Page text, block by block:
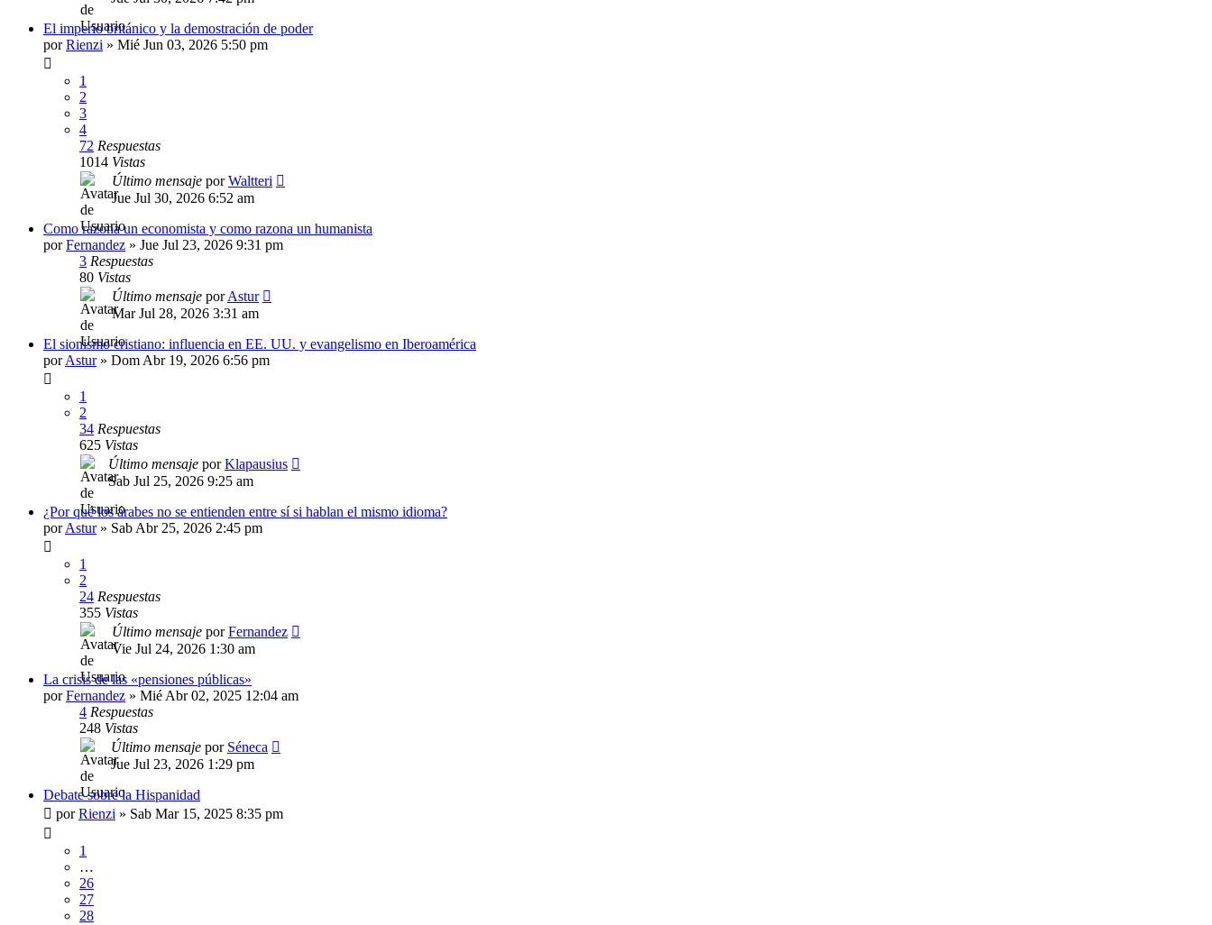
El imperio británico y la demostración de poder
porRienzi » Mié Jun 03, 2026 5:50 pm
1
2
3
4
72 Respuestas
1014 Vistas
Último mensaje porWaltteri
Jue Jul 30, 2026 6:52 am
Como razona un economista y como razona un humanista
porFernandez » Jue Jul 23, 2026 9:31 pm
3 Respuestas
80 Vistas
Último mensaje porAstur
Mar Jul 28, 2026 3:31 am
El sionismo cristiano: influencia en EE. UU. y evangelismo en Iberoamérica
porAstur» Dom Abr 19, 2026 6:56 pm
1
2
34 Respuestas
625 Vistas
Último mensaje porKlapausius
Sab Jul 25, 2026 9:25 am
¿Por qué los árabes no se entienden entre sí si hablan el mismo idioma?
porAstur» Sab Abr 25, 2026 2:45 pm
1
2
24 Respuestas
355 Vistas
Último mensaje porFernandez
Vie Jul 24, 2026 1:30 am
La crisis de las «pensiones públicas»
porFernandez » Mié Abr 02, 2025 12:04 am
4 Respuestas
248 Vistas
Último mensaje por Séneca
Jue Jul 23, 2026 1:29 pm
Debate sobre la Hispanidad
porRienzi » Sab Mar 15, 2025 8:35 pm
1
…
26
27
28